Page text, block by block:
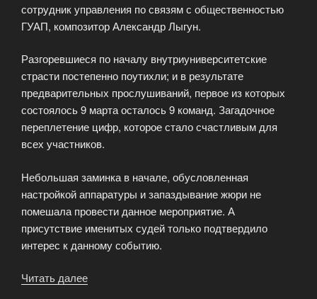
сотрудник управления по связям с общественностью
ГУАП, композитор Александр Лыгун.
Разгоревшиеся по началу внутриуниверситетские
страсти постепенно поутихли; и в результате
предварительных прослушиваний, первое из которых
состоялось 9 марта осталось 9 команд. Загадочное
переплетение цифр, которое стало счастливым для
всех участников.
Небольшая заминка в начале, обусловленная
настройкой аппаратуры и запаздывание жюри не
помешала провести данное мероприятие. А
присутствие именитых судей только подтвердило
интерес к данному событию.
Читать далее